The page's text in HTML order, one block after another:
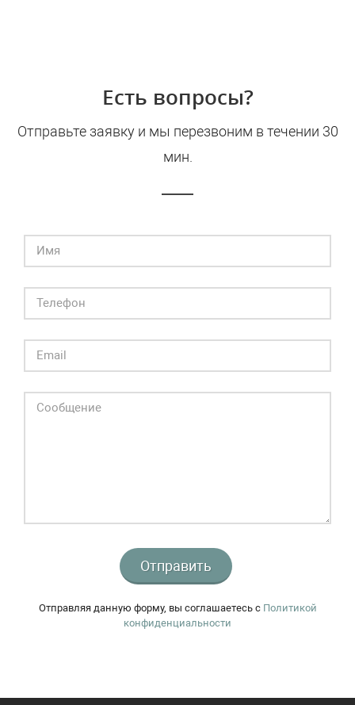
Есть вопросы?
Отправьте заявку и мы перезвоним в течении 30
мин.
Отправить
Отправляя данную форму, вы соглашаетесь c Политикой
конфиденциальности